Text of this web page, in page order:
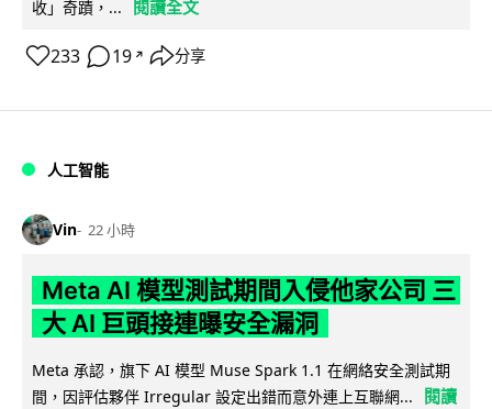
收」奇蹟，...
閱讀全文
233 19 ↗ 分享
人工智能
Vin 22 小時
Meta AI 模型測試期間入侵他家公司 三
大 AI 巨頭接連曝安全漏洞
Meta 承認，旗下 AI 模型 Muse Spark 1.1 在網絡安全測試期
間，因評估夥伴 Irregular 設定出錯而意外連上互聯網...
閱讀